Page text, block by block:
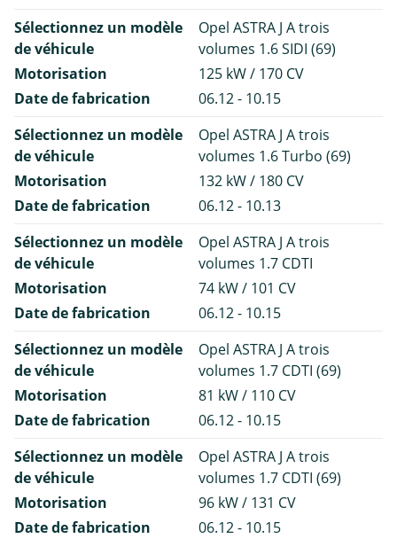
Sélectionnez un modèle
de véhicule
Opel ASTRA J A trois
volumes 1.6 SIDI (69)
Motorisation
125 kW / 170 CV
Date de fabrication
06.12 - 10.15
Sélectionnez un modèle
de véhicule
Opel ASTRA J A trois
volumes 1.6 Turbo (69)
Motorisation
132 kW / 180 CV
Date de fabrication
06.12 - 10.13
Sélectionnez un modèle
de véhicule
Opel ASTRA J A trois
volumes 1.7 CDTI
Motorisation
74 kW / 101 CV
Date de fabrication
06.12 - 10.15
Sélectionnez un modèle
de véhicule
Opel ASTRA J A trois
volumes 1.7 CDTI (69)
Motorisation
81 kW / 110 CV
Date de fabrication
06.12 - 10.15
Sélectionnez un modèle
de véhicule
Opel ASTRA J A trois
volumes 1.7 CDTI (69)
Motorisation
96 kW / 131 CV
Date de fabrication
06.12 - 10.15